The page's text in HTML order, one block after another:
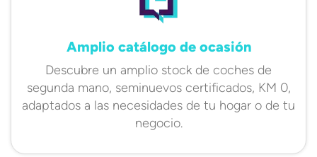
Amplio catálogo de ocasión
Descubre un amplio stock de coches de
segunda mano, seminuevos certificados, KM 0,
adaptados a las necesidades de tu hogar o de tu
negocio.